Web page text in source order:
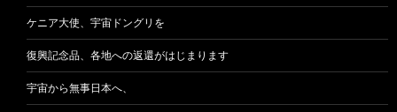
ケニア大使、宇宙ドングリを
復興記念品、各地への返還がはじまります
宇宙から無事日本へ、